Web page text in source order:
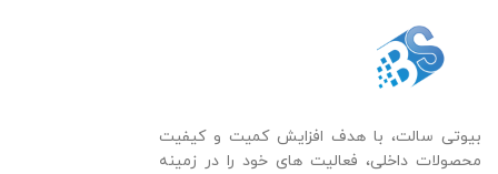
بیوتی سالت، با هدف افزایش کمیت و کیفیت
محصولات داخلی، فعالیت های خود را در زمینه